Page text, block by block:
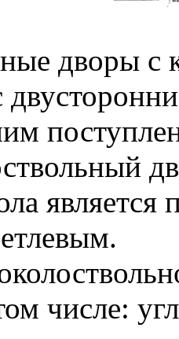
дворы с
числе: